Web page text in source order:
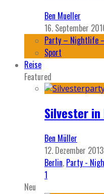
Ben Mueller
16. September
Party – Nightlife
Sport
Reise
Featured
Silvester
Ben Müller
12. Dezember 2013
Berlin, Party -
1
Neu